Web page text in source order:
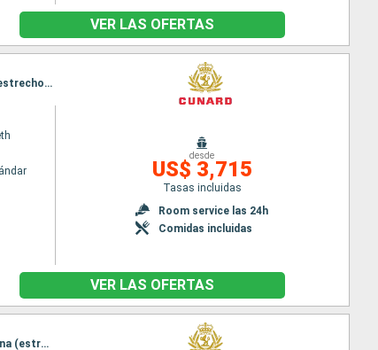
VER LAS OFERTAS
Itinerario : Barcelona, La Valetta, Kotor, Split, Zadar, Trieste, Dubrovnik, Corfú, Kefalonia, Messina (estrecho), Nápoles, Civitavecchia - Roma, La Spezia, Genova, Villefranche, Ajaccio, Barcelona
desde
US$ 3,715
Tasas incluidas
Room service las 24h
Comidas incluidas
VER LAS OFERTAS
Itinerario : Civitavecchia - Roma, La Spezia, Genova, Villefranche, Ajaccio, Barcelona, Messine, Messina (estrecho), El Pireo Atenas, Estrecho de Dardanelos, Estambul, Estrecho de Dardanelos, Kusadasi, Rodas, Katakolon, Messina (estrecho), Civitavecchia - Roma